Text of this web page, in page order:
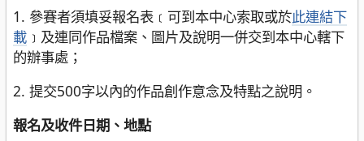
1. 參賽者須填妥報名表﹝可到本中心索取或於此連結下
載 ﹞及連同作品檔案、圖片及說明一併交到本中心轄下
的辦事處；
2. 提交500字以內的作品創作意念及特點之說明。
報名及收件日期、地點